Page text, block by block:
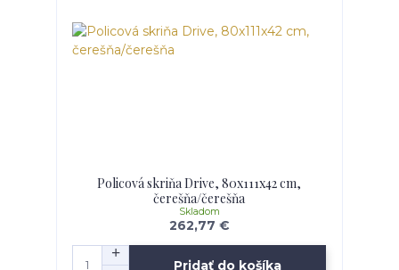
Policová skriňa Drive, 80x111x42 cm,
čerešňa/čerešňa
262,77 €
Skladom
Pridať do košíka